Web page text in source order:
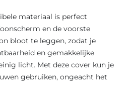
materiaal is perfect
en de voorste
bloot te leggen, zodat je
en gemakkelijke
licht. Met deze cover kun je
gebruiken, ongeacht het